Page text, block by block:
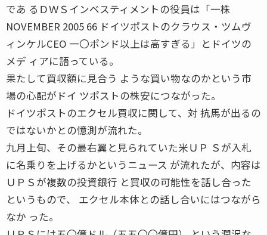
であ るＤＷＳインベスティメントの役員は「一株
NOVEMBER 2005 66 ドイツポストのクラウス・ツムヴ
ィンケルCEO 一〇ポンド以上は高すぎる」とドイツの
メデ ィアに語っている。
果たして買収額に見合う ような買い物なのかという市
場の心配がドイ ツポストの株安につながった。
ドイツポストのエクセル買収に関して、対 抗馬が出るの
ではないかとの憶測が流れた。
九月上旬、その最右翼と見られていた米ＵＰ Ｓが入札
に名乗りを上げるかというニュース が流れたが、内容は
ＵＰＳが複数の投資銀行 と買収の可能性を話し合った
というもので、 エクセル本体との話し合いにはつながら
なか った。